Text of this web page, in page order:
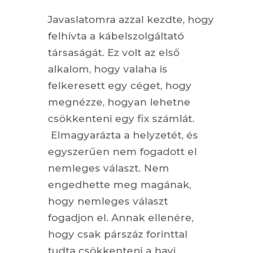
Javaslatomra azzal kezdte, hogy
felhívta a kábelszolgáltató
társaságát. Ez volt az első
alkalom, hogy valaha is
felkeresett egy céget, hogy
megnézze, hogyan lehetne
csökkenteni egy fix számlát.
Elmagyarázta a helyzetét, és
egyszerűen nem fogadott el
nemleges választ. Nem
engedhette meg magának,
hogy nemleges választ
fogadjon el. Annak ellenére,
hogy csak párszáz forinttal